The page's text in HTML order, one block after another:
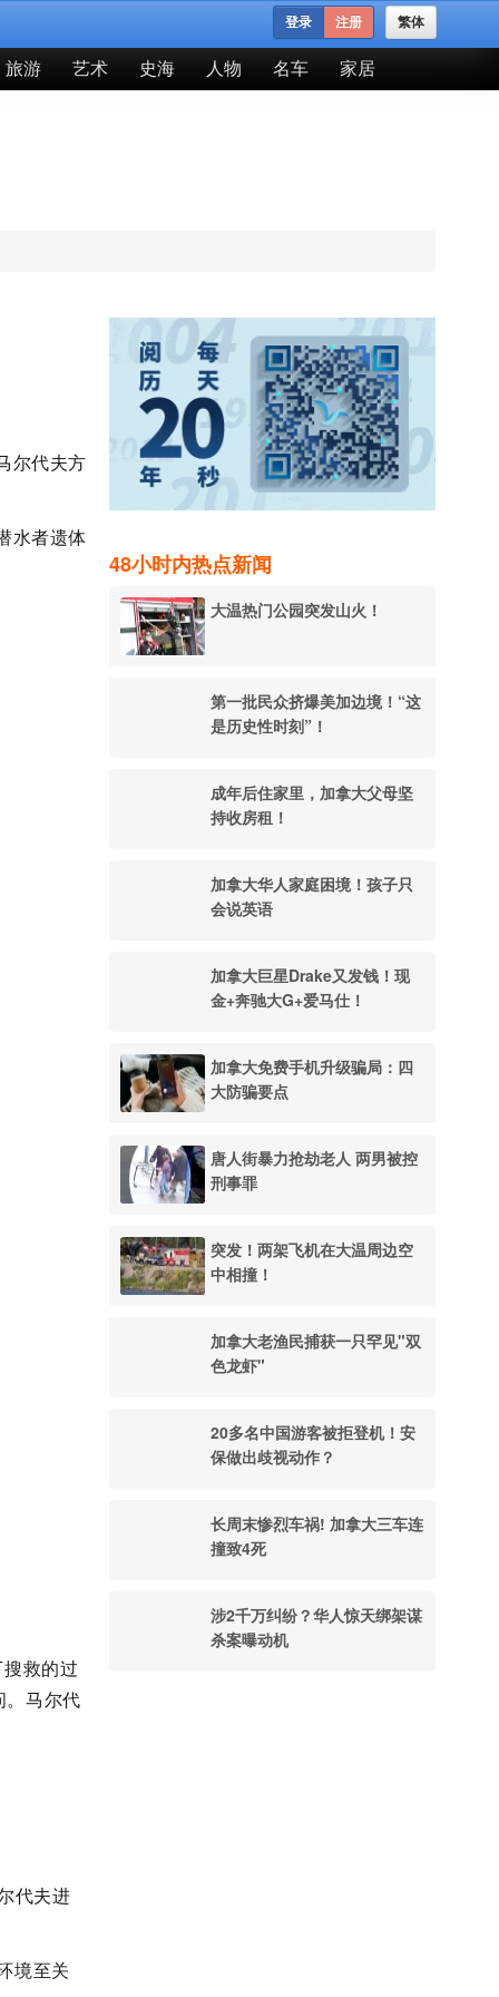
繁体
登录 注册
旅游 艺术 史海 人物 名车 家居
尔代夫方
水者遗体
救的过
。马尔代
代夫进
境至关
48小时内热点新闻
大温热门公园突发山火！
第一批民众挤爆美加边境！“这
是历史性时刻”！
成年后住家里，加拿大父母坚
持收房租！
加拿大华人家庭困境！孩子只
会说英语
加拿大巨星Drake又发钱！现
金+奔驰大G+爱马仕！
加拿大免费手机升级骗局：四
大防骗要点
唐人街暴力抢劫老人 两男被控
刑事罪
突发！两架飞机在大温周边空
中相撞！
加拿大老渔民捕获一只罕见"双
色龙虾"
20多名中国游客被拒登机！安
保做出歧视动作？
长周末惨烈车祸! 加拿大三车连
撞致4死
涉2千万纠纷？华人惊天绑架谋
杀案曝动机